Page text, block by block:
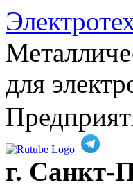
для
г. Санкт-